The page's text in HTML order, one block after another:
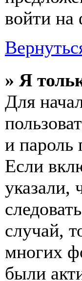
войти на
» Я
Для
и пароль
Если
указали,
случай,
многих
были